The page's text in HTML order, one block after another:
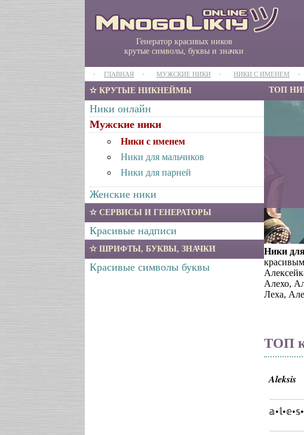
Генератор красивых ников
крутые символы, буквы и значки
ГЛАВНАЯ МУЖСКИЕ НИКИ НИКИ C ИМЕНЕМ
КРУТЫЕ НИКНЕЙМЫ
Ники онлайн
Мужские ники
Ники c именем
Ники для мальчиков
Ники для парней
Женские ники
СЕРВИСЫ И ГЕНЕРАТОРЫ
Красивые надписи
ШРИФТЫ, БУКВЫ, ЗНАЧКИ
Красивые символы буквы
ТОП
Ники
Алехо,
Леха,
ТОП
𝑨𝒍𝒆𝒌𝒔𝒊𝒔